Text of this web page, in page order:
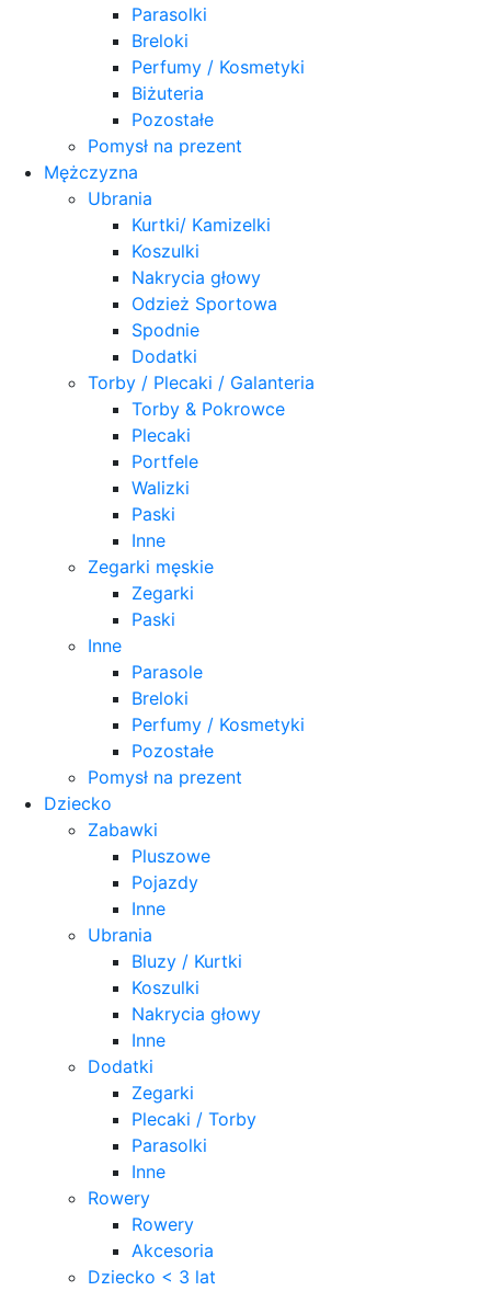
Parasolki
Breloki
Perfumy / Kosmetyki
Biżuteria
Pozostałe
Pomysł na prezent
Mężczyzna
Ubrania
Kurtki/ Kamizelki
Koszulki
Nakrycia głowy
Odzież Sportowa
Spodnie
Dodatki
Torby / Plecaki / Galanteria
Torby & Pokrowce
Plecaki
Portfele
Walizki
Paski
Inne
Zegarki męskie
Zegarki
Paski
Inne
Parasole
Breloki
Perfumy / Kosmetyki
Pozostałe
Pomysł na prezent
Dziecko
Zabawki
Pluszowe
Pojazdy
Inne
Ubrania
Bluzy / Kurtki
Koszulki
Nakrycia głowy
Inne
Dodatki
Zegarki
Plecaki / Torby
Parasolki
Inne
Rowery
Rowery
Akcesoria
Dziecko < 3 lat